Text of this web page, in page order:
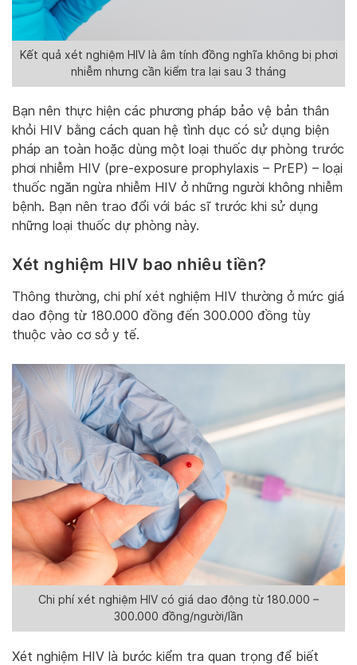
Kết quả xét nghiệm HIV là âm tính đồng nghĩa không bị phơi
nhiễm nhưng cần kiểm tra lại sau 3 tháng
Bạn nên thực hiện các phương pháp bảo vệ bản thân
khỏi HIV bằng cách quan hệ tình dục có sử dụng biện
pháp an toàn hoặc dùng một loại thuốc dự phòng trước
phơi nhiễm HIV (pre-exposure prophylaxis – PrEP) – loại
thuốc ngăn ngừa nhiễm HIV ở những người không nhiễm
bệnh. Bạn nên trao đổi với bác sĩ trước khi sử dụng
những loại thuốc dự phòng này.
Xét nghiệm HIV bao nhiêu tiền?
Thông thường, chi phí xét nghiệm HIV thường ở mức giá
dao động từ 180.000 đồng đến 300.000 đồng tùy
thuộc vào cơ sở y tế.
Chi phí xét nghiệm HIV có giá dao động từ 180.000 –
300.000 đồng/người/lần
Xét nghiệm HIV là bước kiểm tra quan trọng để biết